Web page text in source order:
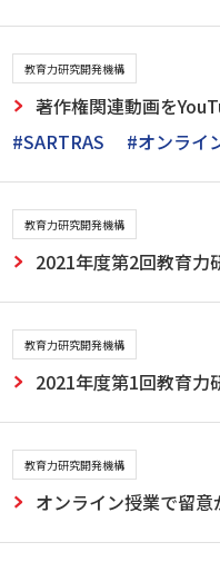
教育力研究開発機構
著作権関連動画を
#SARTRAS
#オンライ
教育力研究開発機構
2021年度第2回教育力
教育力研究開発機構
2021年度第1回教育力
教育力研究開発機構
オンライン授業で留